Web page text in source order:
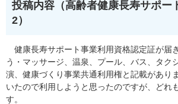
投稿内容（高齢者健康長寿サポー
2）
健康長寿サポート事業利用資格認定証が届
う・マッサージ、温泉、プール、バス、タク
演、健康づくり事業共通利用権と記載があり
いたので利用しようと思ったのですが、どれ
す。